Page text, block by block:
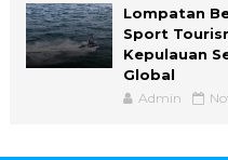
Lompatan
Sport
Kepulauan
Global
Admin